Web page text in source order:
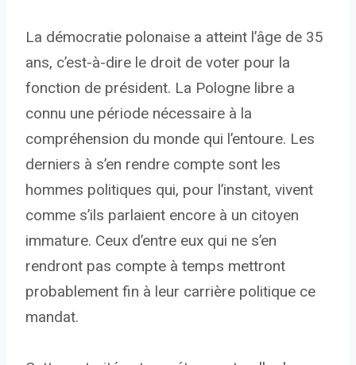
La démocratie polonaise a atteint l’âge de 35
ans, c’est-à-dire le droit de voter pour la
fonction de président. La Pologne libre a
connu une période nécessaire à la
compréhension du monde qui l’entoure. Les
derniers à s’en rendre compte sont les
hommes politiques qui, pour l’instant, vivent
comme s’ils parlaient encore à un citoyen
immature. Ceux d’entre eux qui ne s’en
rendront pas compte à temps mettront
probablement fin à leur carrière politique ce
mandat.